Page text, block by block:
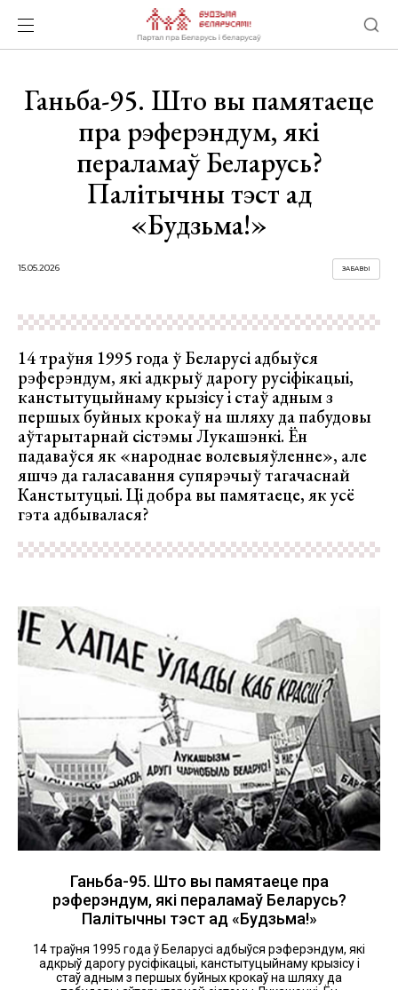
Ганьба-95. Што вы памятаеце
пра рэферэндум, які
пераламаў Беларусь?
Палітычны тэст ад
«Будзьма!»
15.05.2026 ЗАБАВЫ
14 траўня 1995 года ў Беларусі адбыўся
рэферэндум, які адкрыў дарогу русіфікацыі,
канстытуцыйнаму крызісу і стаў адным з
першых буйных крокаў на шляху да пабудовы
аўтарытарнай сістэмы Лукашэнкі. Ён
падаваўся як «народнае волевыяўленне», але
яшчэ да галасавання супярэчыў тагачаснай
Канстытуцыі. Ці добра вы памятаеце, як усё
гэта адбывалася?